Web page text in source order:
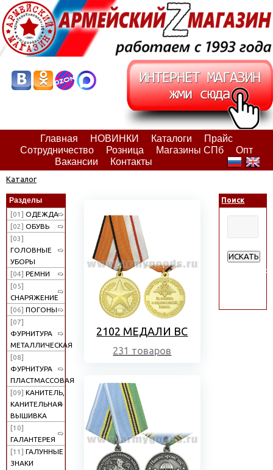
Главная НОВИНКИ Каталоги
Прайс
Сотрудничество
Розница Магазины СПб
Опт
Вакансии
Контакты
Каталог
Разделы
[01] ОДЕЖДА
[02] ОБУВЬ
[03]
ГОЛОВНЫЕ
УБОРЫ
[04] РЕМНИ
[05]
СНАРЯЖЕНИЕ
[06] ПОГОНЫ
[07]
ФУРНИТУРА
МЕТАЛЛИЧЕСКАЯ
[08]
ФУРНИТУРА
ПЛАСТМАССОВАЯ
[09] КАНИТЕЛЬ,
КАНИТЕЛЬНАЯ
ВЫШИВКА
[10]
ГАЛАНТЕРЕЯ
[11] ГАЛУННЫЕ
ЗНАКИ
2102 МЕДАЛИ ВС
231 товаров
Поиск
ИСКАТЬ